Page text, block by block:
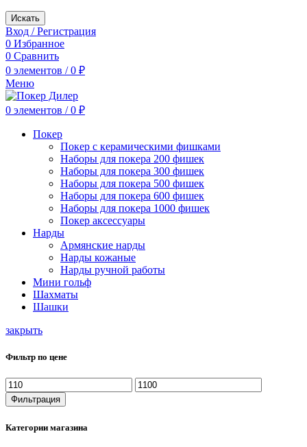
Искать
Вход / Регистрация
0 Избранное
0 Сравнить
0 элементов / 0 ₽
Меню
0 элементов / 0 ₽
Покер
Покер с керамическими фишками
Наборы для покера 200 фишек
Наборы для покера 300 фишек
Наборы для покера 500 фишек
Наборы для покера 600 фишек
Наборы для покера 1000 фишек
Покер аксессуары
Нарды
Армянские нарды
Нарды кожаные
Нарды ручной работы
Мини гольф
Шахматы
Шашки
закрыть
Фильтр по цене
Минимальная
цена
Максимальная
цена
Фильтрация
Категории магазина